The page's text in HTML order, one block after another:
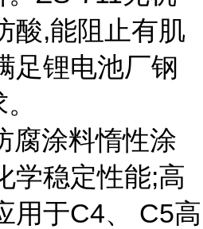
酸,能阻止有肌
足锂电池厂钢
腐涂料惰性涂
学稳定性能;高
用于C4、 C5高